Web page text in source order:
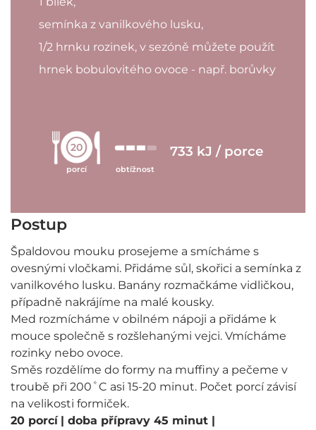
semínka z vanilkového lusku,
1/2 hrnku rozinek, v sezóně můžete použít
hrnek bobulovitého ovoce - např. borůvky
20
porcí obtížnost
733 kJ / porce
Postup
Špaldovou mouku prosejeme a smícháme s
ovesnými vločkami. Přidáme sůl, skořici a semínka z
vanilkového lusku. Banány rozmačkáme vidličkou,
případně nakrájíme na malé kousky.
Med rozmícháme v obilném nápoji a přidáme k
mouce společně s rozšlehanými vejci. Vmícháme
rozinky nebo ovoce.
Směs rozdělíme do formy na muffiny a pečeme v
troubě při 200˚C asi 15-20 minut. Počet porcí závisí
na velikosti formiček.
20 porcí | doba přípravy 45 minut |